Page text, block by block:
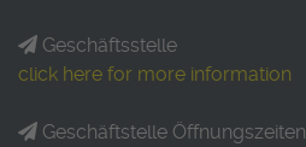
Geschäftsstelle
click here for more information
Geschäftstelle Öffnungszeiten